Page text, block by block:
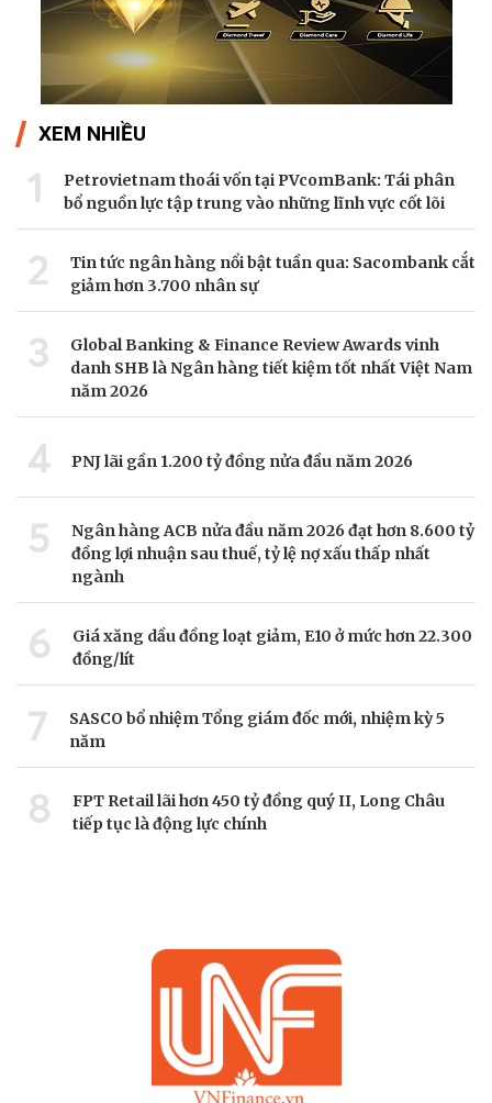
XEM NHIỀU
1
Petrovietnam thoái vốn tại PVcomBank: Tái phân
bổ nguồn lực tập trung vào những lĩnh vực cốt lõi
2
Tin tức ngân hàng nổi bật tuần qua: Sacombank cắt
giảm hơn 3.700 nhân sự
3
Global Banking & Finance Review Awards vinh
danh SHB là Ngân hàng tiết kiệm tốt nhất Việt Nam
năm 2026
4 PNJ lãi gần 1.200 tỷ đồng nửa đầu năm 2026
5
Ngân hàng ACB nửa đầu năm 2026 đạt hơn 8.600 tỷ
đồng lợi nhuận sau thuế, tỷ lệ nợ xấu thấp nhất
ngành
6
Giá xăng dầu đồng loạt giảm, E10 ở mức hơn 22.300
đồng/lít
7
SASCO bổ nhiệm Tổng giám đốc mới, nhiệm kỳ 5
năm
8
FPT Retail lãi hơn 450 tỷ đồng quý II, Long Châu
tiếp tục là động lực chính